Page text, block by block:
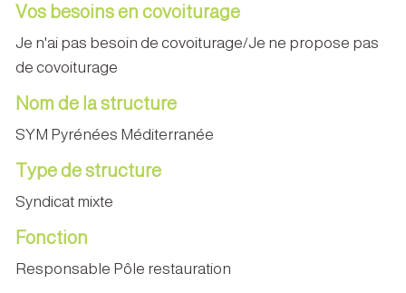
Vos besoins en covoiturage
Je n'ai pas besoin de covoiturage/Je ne propose pas
de covoiturage
Nom de la structure
SYM Pyrénées Méditerranée
Type de structure
Syndicat mixte
Fonction
Responsable Pôle restauration